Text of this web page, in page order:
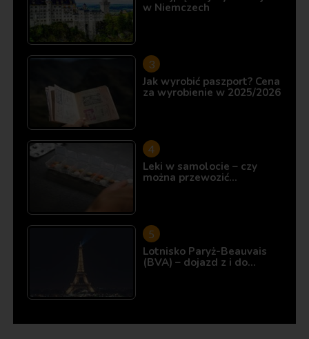
w Niemczech
Jak wyrobić paszport? Cena
za wyrobienie w 2025/2026
Leki w samolocie – czy
można przewozić…
Lotnisko Paryż-Beauvais
(BVA) – dojazd z i do…